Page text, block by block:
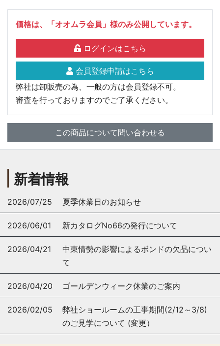
価格は、「オオムラ会員」様のみ公開しています。
ログインはこちら
会員登録申請はこちら
弊社は卸販売の為、一般の方は会員登録不可。
審査を行っておりますのでご了承ください。
この商品について問い合わせる
新着情報
2026/07/25 夏季休業日のお知らせ
2026/06/01 新カタログNo66の発行について
2026/04/21
中東情勢の影響によるボンドの欠品につい
て
2026/04/20 ゴールデンウィーク休業のご案内
2026/02/05
弊社ショールームの工事期間(2/12～3/8)
のご見学について (変更）